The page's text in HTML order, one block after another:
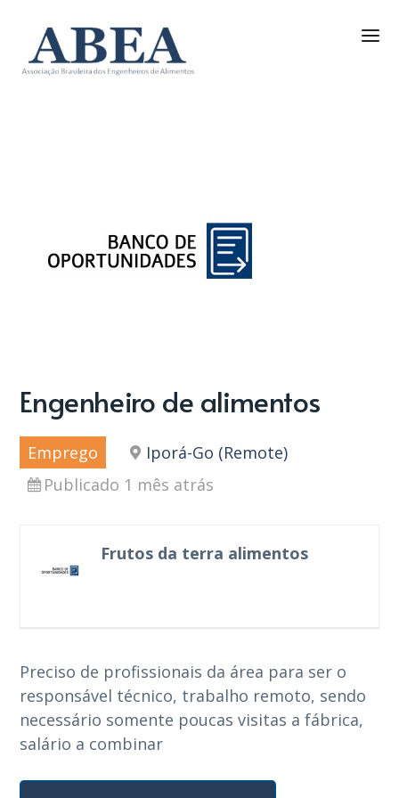
Engenheiro de alimentos
Emprego
Iporá-Go (Remote)
Publicado 1 mês atrás
Frutos da terra alimentos
Preciso de profissionais da área para ser o
responsável técnico, trabalho remoto, sendo
necessário somente poucas visitas a fábrica,
salário a combinar